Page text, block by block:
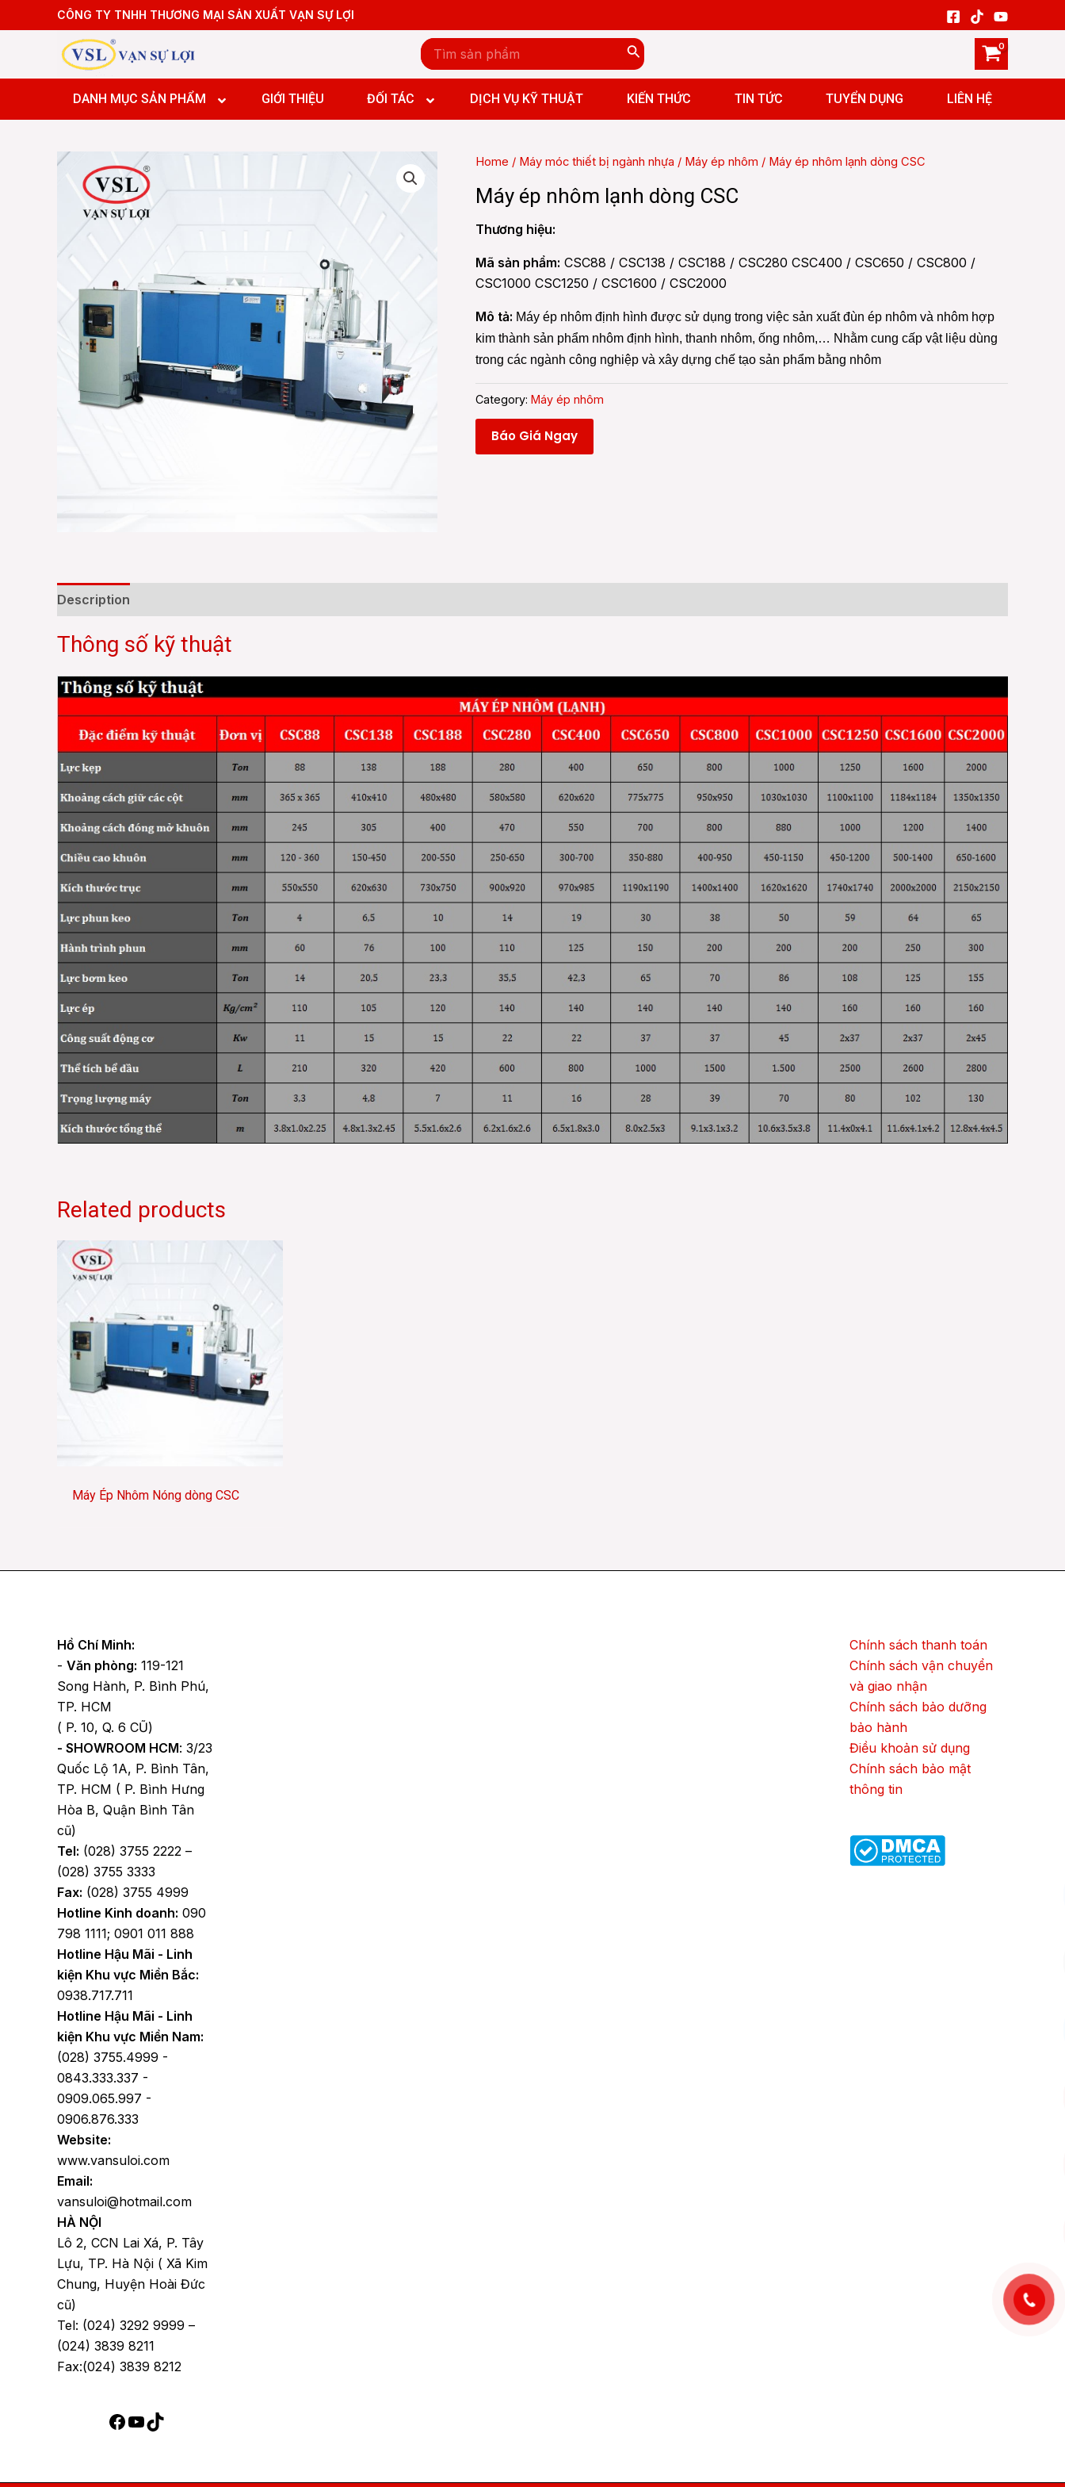
to
CÔNG TY TNHH THƯƠNG MẠI SẢN XUẤT VẠN SỰ LỢI
Search
for:
DANH MỤC SẢN PHẨM
Máy tiện đứng CNC
Máy tiện ngang CNC
Máy phay đứng CNC
Máy phay ngang CNC
Máy phay giường CNC
Máy Doa Boring and Milling machine CNC
GIỚI THIỆU ĐỐI TÁC DỊCH VỤ KỸ THUẬT KIẾN THỨC TIN TỨC TUYỂN DỤNG LIÊN HỆ
Máy tiện ngang CNC
Máy phay đứng CNC
Máy phay giường CNC
Máy Doa Boring and Milling machine CNC
Home / Máy móc thiết bị ngành nhựa / Máy ép nhôm / Máy ép nhôm lạnh dòng CSC
Máy ép nhôm lạnh dòng CSC
Thương hiệu:
Mã sản phẩm: CSC88 / CSC138 / CSC188 / CSC280 CSC400 / CSC650 / CSC800 /
CSC1000 CSC1250 / CSC1600 / CSC2000
Mô tả: Máy ép nhôm định hình được sử dụng trong việc sản xuất đùn ép nhôm và nhôm hợp
kim thành sản phẩm nhôm định hình, thanh nhôm, ống nhôm,… Nhằm cung cấp vật liệu dùng
trong các ngành công nghiệp và xây dựng chế tạo sản phẩm bằng nhôm
Category: Máy ép nhôm
Báo Giá Ngay
Description
Thông số kỹ thuật
Related products
Máy Ép Nhôm Nóng dòng CSC
Hồ Chí Minh:
- Văn phòng: 119-121
Song Hành, P. Bình Phú,
TP. HCM
( P. 10, Q. 6 CŨ)
- SHOWROOM HCM: 3/23
Quốc Lộ 1A, P. Bình Tân,
TP. HCM ( P. Bình Hưng
Hòa B, Quận Bình Tân
cũ)
Tel: (028) 3755 2222 –
(028) 3755 3333
Fax: (028) 3755 4999
Hotline Kinh doanh: 090
798 1111; 0901 011 888
Hotline Hậu Mãi - Linh
kiện Khu vực Miền Bắc:
0938.717.711
Hotline Hậu Mãi - Linh
kiện Khu vực Miền Nam:
(028) 3755.4999 -
0843.333.337 -
0909.065.997 -
0906.876.333
Website:
www.vansuloi.com
Email:
vansuloi@hotmail.com
HÀ NỘI
Lô 2, CCN Lai Xá, P. Tây
Lựu, TP. Hà Nội ( Xã Kim
Chung, Huyện Hoài Đức
cũ)
Tel: (024) 3292 9999 –
(024) 3839 8211
Fax:(024) 3839 8212
Facebook
Chính sách thanh toán
Chính sách vận chuyển
và giao nhận
Chính sách bảo dưỡng
bảo hành
Điều khoản sử dụng
Chính sách bảo mật
thông tin